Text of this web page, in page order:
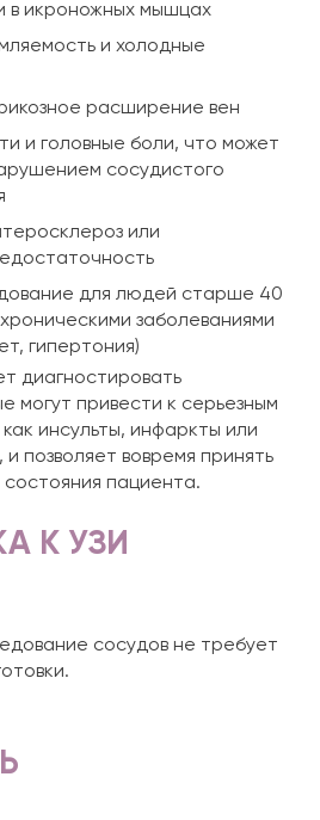
в икроножных мышцах
и холодные
расширение вен
и головные боли, что может
сосудистого
или
для людей старше 40
заболеваниями
гипертония)
диагностировать
могут привести к серьезным
инсульты, инфаркты или
позволяет вовремя принять
пациента.
К УЗИ
сосудов не требует